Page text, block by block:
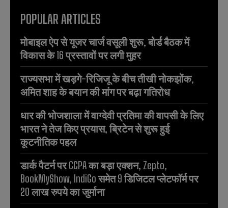
POPULAR ARTICLES
मोबाइल ऐप से यूजर चार्ज वसूली शुरू, बोर्ड बैठक में
विकास के 16 प्रस्तावों पर लगी मुहर
राज्यसभा में खड़गे-रिजिजू के बीच तीखी नोकझोंक,
अमित शाह के बयान की मांग पर बढ़ा गतिरोध
धार की भोजशाला में वाग्देवी प्रतिमा की वापसी के लिए
भारत ने तेज किए प्रयास, ब्रिटेन से शुरू हुई
कूटनीतिक पहल
डार्क पैटर्न पर CCPA का बड़ा एक्शन, Zepto,
BookMyShow, IndiGo समेत 9 डिजिटल प्लेटफॉर्म पर
20 लाख रुपये का जुर्माना